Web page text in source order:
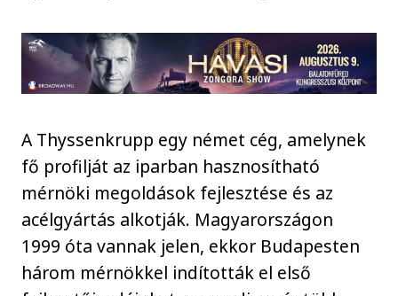
A Thyssenkrupp egy német cég, amelynek
fő profilját az iparban hasznosítható
mérnöki megoldások fejlesztése és az
acélgyártás alkotják. Magyarországon
1999 óta vannak jelen, ekkor Budapesten
három mérnökkel indították el első